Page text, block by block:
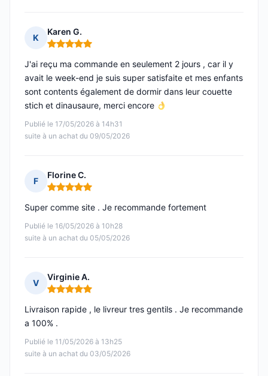
K
Karen G.
Note : 5 sur 5
Publié le 17/05/2026 à 14h31
suite à un achat du 09/05/2026
J'ai reçu ma commande en seulement 2 jours , car il y
avait le week-end je suis super satisfaite et mes enfants
sont contents également de dormir dans leur couette
stich et dinausaure, merci encore
F
Florine C.
Note : 5 sur 5
Publié le 16/05/2026 à 10h28
suite à un achat du 05/05/2026
Super comme site . Je recommande fortement
V
Virginie A.
Note : 5 sur 5
Publié le 11/05/2026 à 13h25
suite à un achat du 03/05/2026
Livraison rapide , le livreur tres gentils . Je recommande
a 100% .